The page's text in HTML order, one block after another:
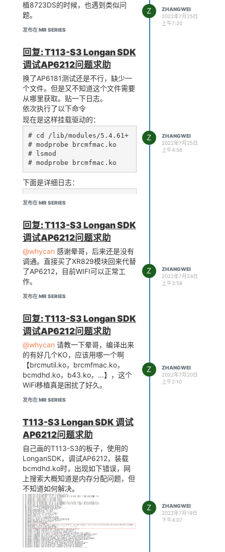
植8723DS的时候，也遇到类似问
题。
发布在 MR SERIES
Z
ZHANGWEI
2022年7月25日
上午7:20
回复: T113-S3 Longan SDK
调试AP6212问题求助
换了AP6181测试还是不行，缺少一
个文件。但是又不知道这个文件需要
从哪里获取。贴一下日志。
依次执行了以下命令
现在是这样挂载驱动的：
# cd /lib/modules/5.4.61+
# modprobe brcmfmac.ko
# lsmod
下面是详细日志：
#
#
#
# cd /lib/modules/5.4.61+
# modprobe brcmfmac.ko
[   23.169151] cfg80211:
Loading compiled-in X.509
certificates for regulato
ry database
Loaded X.509 cert 'sforsh
# lsmod
Module                  S
ize  Used by    Not taint
ed
brcmfmac              249
856  0
brcmutil               16
384  1 brcmfmac
cfg80211              303
104  1 brcmfmac
_init: in Dongle Host Dri
ver, version 1.579.77.41.
[   30.146509] ======== d
hd_wlan_init_plat_data ==
======
[   30.152206] dhd_wlan_i
nit_gpio: WL_HOST_WAKE=-
1, oob_irq=234, oob_irq_f
lags=0x414
[   30.160665] dhd_wlan_i
nit_gpio: WL_REG_ON=-1
[   30.165455] dhd_wifi_p
latform_load: Enter
发布在 MR SERIES
Z
ZHANGWEI
2022年7月25日
上午4:56
回复: T113-S3 Longan SDK
调试AP6212问题求助
@whycan 感谢晕哥，后来还是没有
调通。直接买了XR829模块回来代替
了AP6212，目前WIFI可以正常工
作。
发布在 MR SERIES
Z
ZHANGWEI
2022年7月24日
上午3:58
回复: T113-S3 Longan SDK
调试AP6212问题求助
@whycan 请教一下晕哥，编译出来
的有好几个KO，应该用哪一个啊
【brcmutil.ko，brcmfmac.ko，
bcmdhd.ko，b43.ko，...】，这个
WiFi移植真是困扰了好久。
发布在 MR SERIES
Z
ZHANGWEI
2022年7月20日
上午2:10
T113-S3 Longan SDK 调试
AP6212问题求助
自己画的T113-S3的板子，使用的
LonganSDK，调试AP6212，装载
bcmdhd.ko时，出现如下错误，网
上搜索大概知道是内存分配问题，但
不知道如何解决。
Z
ZHANGWEI
2022年7月19日
下午4:07